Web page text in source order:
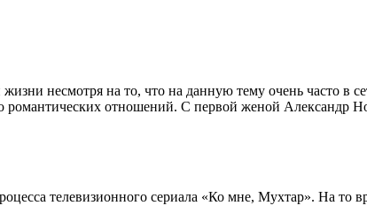
несмотря на то, что на данную тему очень часто в
романтических отношений. С первой женой Александр
телевизионного сериала «Ко мне, Мухтар». На то